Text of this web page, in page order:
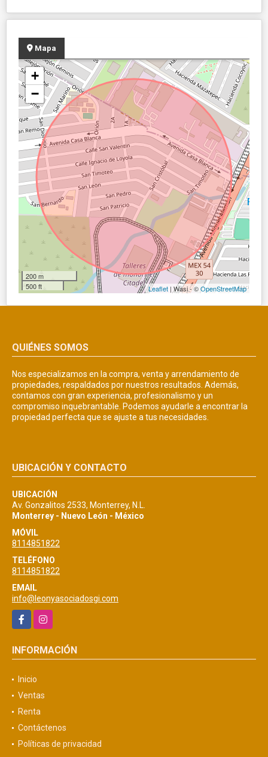
Mapa
+
−
200 m
500 ft
Leaflet | Wasi - ©OpenStreetMap
QUIÉNES SOMOS
Nos especializamos en la compra, venta y arrendamiento de
propiedades, respaldados por nuestros resultados. Además,
contamos con gran experiencia, profesionalismo y un
compromiso inquebrantable. Podemos ayudarle a encontrar la
propiedad perfecta que se ajuste a tus necesidades.
UBICACIÓN Y CONTACTO
UBICACIÓN
Av. Gonzalitos 2533, Monterrey, N.L.
Monterrey - Nuevo León - México
MÓVIL
8114851822
TELÉFONO
8114851822
EMAIL
info@leonyasociadosgi.com
FacebookInstagram
INFORMACIÓN
Inicio
Ventas
Renta
Contáctenos
Políticas de privacidad